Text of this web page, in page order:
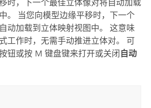
时，下一个最佳立体像对将自动加载
。 当您向模型边缘平移时，下一个
动加载到立体映射视图中。 这意味
工作时，无需手动推进立体对。 可
钮或按 M 键盘键来打开或关闭 自动